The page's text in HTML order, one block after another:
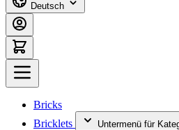
Deutsch
Bricks
Bricklets
Untermenü für